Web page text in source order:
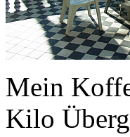
Mein
Kilo